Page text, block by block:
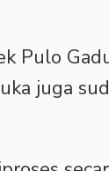
Pulo
juga